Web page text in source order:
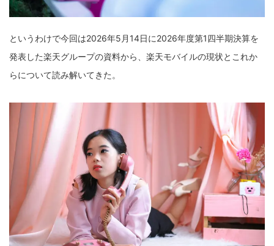
というわけで今回は2026年5月14日に2026年度第1四半期決算を
発表した楽天グループの資料から、楽天モバイルの現状とこれか
らについて読み解いてきた。